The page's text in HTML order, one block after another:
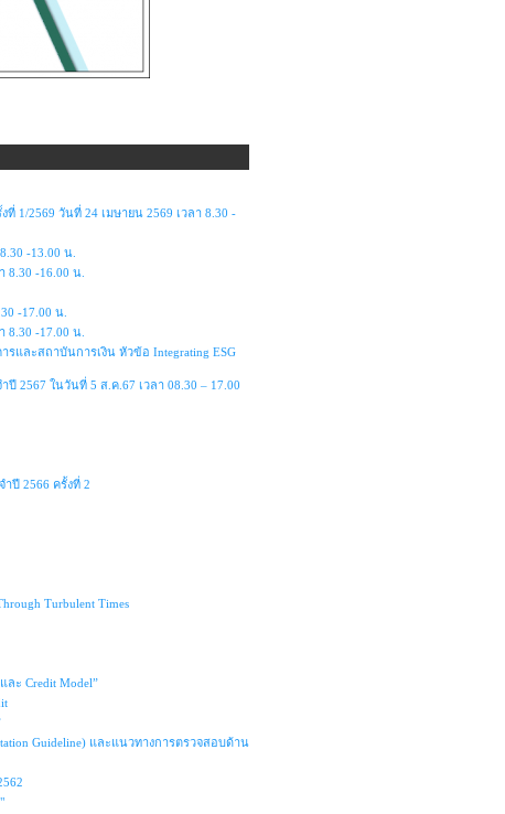
1/2569 วันที่ 24 เมษายน 2569 เวลา 8.30 -
-13.00 น.
8.30 -16.00 น.
-17.00 น.
8.30 -17.00 น.
และสถาบันการเงิน หัวข้อ Integrating ESG
2567 ในวันที่ 5 ส.ค.67 เวลา 08.30 – 17.00
ปี 2566 ครั้งที่ 2
Turbulent Times
ะ Credit Model”
Guideline) และแนวทางการตรวจสอบด้าน